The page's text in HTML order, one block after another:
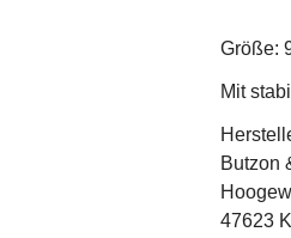
Größe:
Mit
Butzon
47623